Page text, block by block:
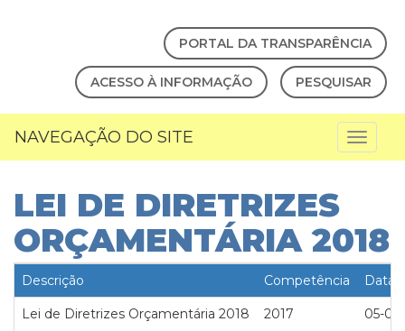
PORTAL DA TRANSPARÊNCIA
ACESSO À INFORMAÇÃO PESQUISAR
NAVEGAÇÃO DO SITE
LEI DE DIRETRIZES
ORÇAMENTÁRIA 2018
Descrição Competência Data
Lei de Diretrizes Orçamentária 2018 2017 05-